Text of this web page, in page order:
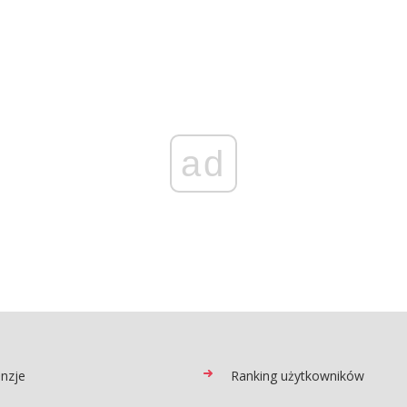
ad
Ranking użytkowników